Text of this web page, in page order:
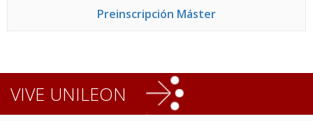
Preinscripción Máster
VIVE UNILEON